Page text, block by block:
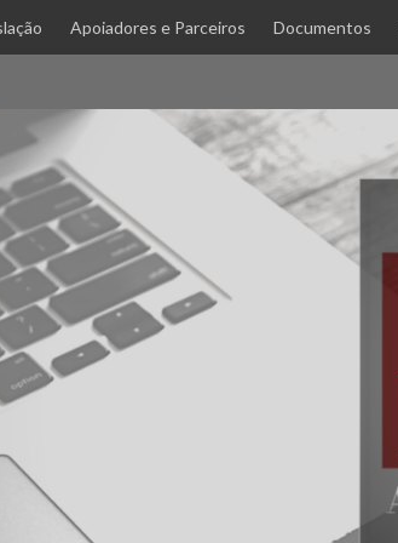
Apoiadores e Parceiros Documentos